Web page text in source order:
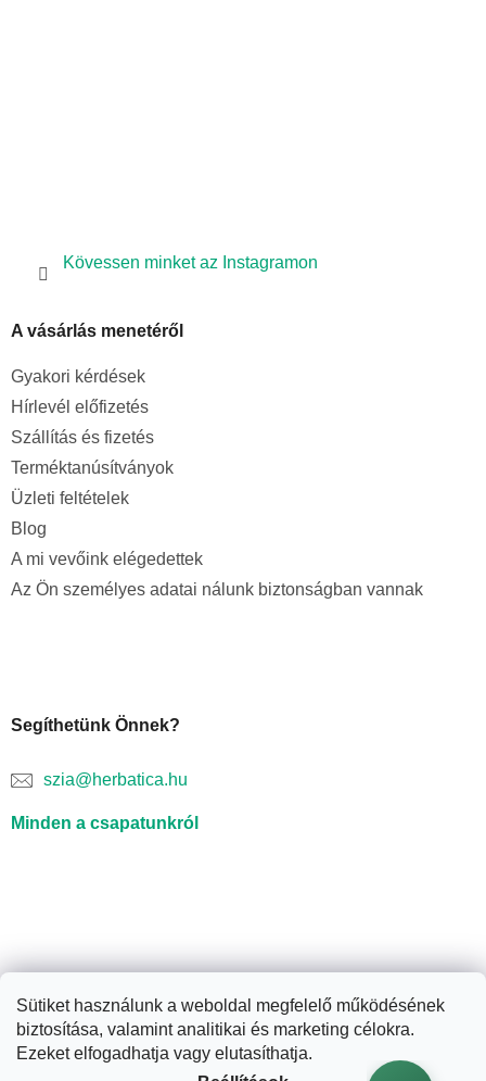
Sütiket használunk a weboldal megfelelő működésének
biztosítása, valamint analitikai és marketing célokra.
Ezeket elfogadhatja vagy elutasíthatja.
Kövessen minket az Instagramon
A vásárlás menetéről
Gyakori kérdések
Hírlevél előfizetés
Szállítás és fizetés
Terméktanúsítványok
Üzleti feltételek
Blog
A mi vevőink elégedettek
Az Ön személyes adatai nálunk biztonságban vannak
Segíthetünk Önnek?
szia@herbatica.hu
Minden a csapatunkról
Shoptet készítette